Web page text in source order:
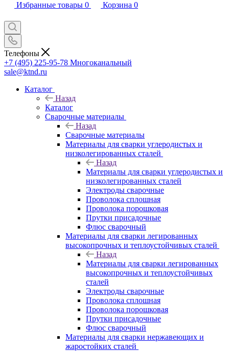
Избранные товары 0 Корзина 0
Телефоны
+7 (495) 225-95-78 Многоканальный
sale@ktnd.ru
Каталог
Назад
Каталог
Сварочные материалы
Назад
Сварочные материалы
Материалы для сварки углеродистых и
низколегированных сталей
Назад
Материалы для сварки углеродистых и
низколегированных сталей
Электроды сварочные
Проволока сплошная
Проволока порошковая
Прутки присадочные
Флюс сварочный
Материалы для сварки легированных
высокопрочных и теплоустойчивых сталей
Назад
Материалы для сварки легированных
высокопрочных и теплоустойчивых
сталей
Электроды сварочные
Проволока сплошная
Проволока порошковая
Прутки присадочные
Флюс сварочный
Материалы для сварки нержавеющих и
жаростойких сталей